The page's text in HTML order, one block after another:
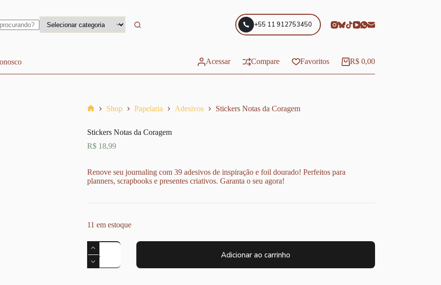
+55 11 912753450
Acessar Compare Favoritos Carrinho
R$0,00
Shop Papelaria Adesivos Stickers Notas da Coragem
Stickers Notas da Coragem
R$18,99
Renove seu journaling com 39 adesivos de inspiração e foil dourado! Perfeitos para
planners, scrapbooks e presentes criativos. Garanta o seu agora!
11 em estoque
Stickers
Notas
da
Coragem
Adicionar ao carrinho